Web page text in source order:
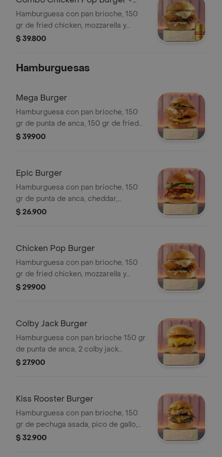
Club Colombia Dorada 355 ml
Hamburguesa con pan brioche, 150
gr de fried chicken, mozzarella y
coleslaw en su salsa especial casera.
$ 39.800
Hamburguesas
Mega Burger
Hamburguesa con pan brioche, 150
gr de punta de anca, 150 gr de fried
chicken, queso cheddar, tocineta,
$ 39.900
Epic Burger
Hamburguesa con pan brioche, 150
gr de punta de anca, cheddar,
tocineta, cogollos, tomate y cebolla
$ 26.900
Chicken Pop Burger
Hamburguesa con pan brioche, 150
gr de fried chicken, mozzarella y
coleslaw en su salsa especial casera.
$ 29.900
Colby Jack Burger
Hamburguesa con pan brioche 150 gr
de punta de anca, 2 colby jack
cheese, tocineta y sriracha.
$ 27.900
Kiss Rooster Burger
Hamburguesa con pan brioche, 150
gr de pechuga asada, pico de gallo,
nachos crocantes, tocineta
$ 32.900